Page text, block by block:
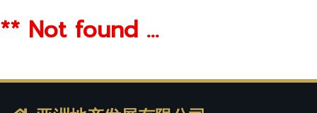
** Not found ...